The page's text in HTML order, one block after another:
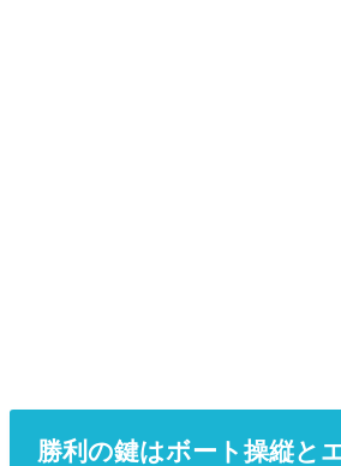
勝利の鍵はボート操縦と